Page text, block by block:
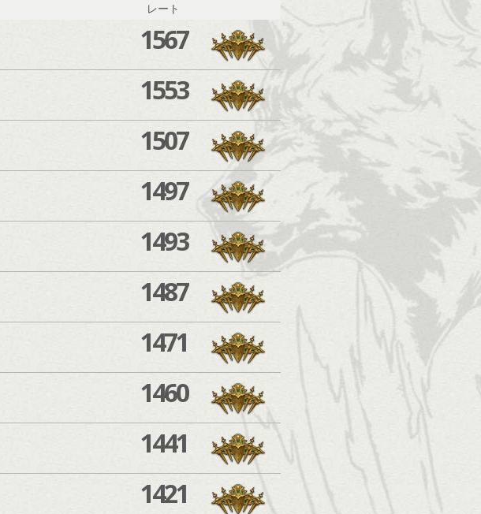
レート
1567
1553
1507
1497
1493
1487
1471
1460
1441
1421